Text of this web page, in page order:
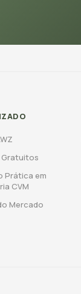
Prática em
CVM
Mercado